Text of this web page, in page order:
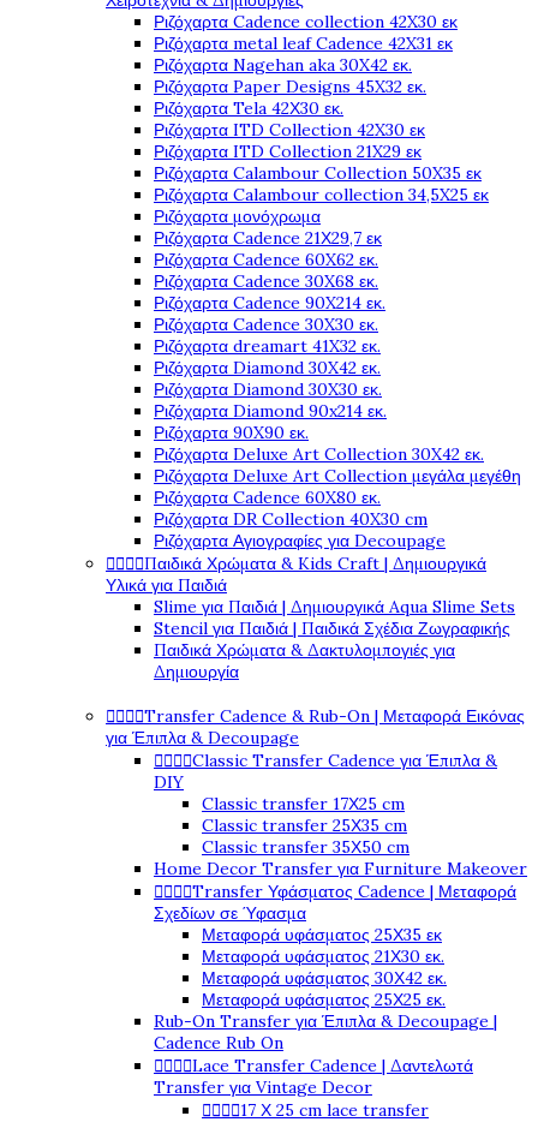
Ριζόχαρτα Cadence collection 42X30 εκ
Ριζόχαρτα metal leaf Cadence 42X31 εκ
Ριζόχαρτα Nagehan aka 30X42 εκ.
Ριζόχαρτα Paper Designs 45X32 εκ.
Ριζόχαρτα Tela 42Χ30 εκ.
Ριζόχαρτα ITD Collection 42X30 εκ
Ριζόχαρτα ITD Collection 21X29 εκ
Ριζόχαρτα Calambour Collection 50X35 εκ
Ριζόχαρτα Calambour collection 34,5X25 εκ
Ριζόχαρτα μονόχρωμα
Ριζόχαρτα Cadence 21Χ29,7 εκ
Ριζόχαρτα Cadence 60X62 εκ.
Ριζόχαρτα Cadence 30X68 εκ.
Ριζόχαρτα Cadence 90X214 εκ.
Ριζόχαρτα Cadence 30X30 εκ.
Ριζόχαρτα dreamart 41X32 εκ.
Ριζόχαρτα Diamond 30X42 εκ.
Ριζόχαρτα Diamond 30X30 εκ.
Ριζόχαρτα Diamond 90x214 εκ.
Ριζόχαρτα 90X90 εκ.
Ριζόχαρτα Deluxe Art Collection 30X42 εκ.
Ριζόχαρτα Deluxe Art Collection μεγάλα μεγέθη
Ριζόχαρτα Cadence 60X80 εκ.
Ριζόχαρτα DR Collection 40X30 cm
Ριζόχαρτα Αγιογραφίες για Decoupage
Παιδικά Χρώματα & Kids Craft | Δημιουργικά
Υλικά για Παιδιά
Slime για Παιδιά | Δημιουργικά Aqua Slime Sets
Stencil για Παιδιά | Παιδικά Σχέδια Ζωγραφικής
Παιδικά Χρώματα & Δακτυλομπογιές για
Δημιουργία
Transfer Cadence & Rub-On | Μεταφορά Εικόνας
για Έπιπλα & Decoupage
Classic Transfer Cadence για Έπιπλα &
DIY
Classic transfer 17Χ25 cm
Classic transfer 25Χ35 cm
Classic transfer 35Χ50 cm
Home Decor Transfer για Furniture Makeover
Transfer Υφάσματος Cadence | Μεταφορά
Σχεδίων σε Ύφασμα
Μεταφορά υφάσματος 25Χ35 εκ
Μεταφορά υφάσματος 21Χ30 εκ.
Μεταφορά υφάσματος 30Χ42 εκ.
Μεταφορά υφάσματος 25Χ25 εκ.
Rub-On Transfer για Έπιπλα & Decoupage |
Cadence Rub On
Lace Transfer Cadence | Δαντελωτά
Transfer για Vintage Decor
17 Χ 25 cm lace transfer